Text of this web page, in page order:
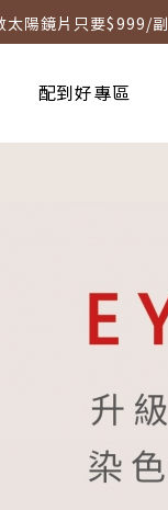
太陽鏡片只要$999/副
配到好專區